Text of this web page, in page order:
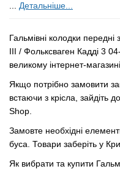
Детальніше...
Гальмівні колодки
III / Фольксваген Кадді 3
великому інтернет-
Якщо потрібно замовити
встаючи з крісла, зайдіть
Shop.
Замовте необхідні
буса. Товари заберіть у
Як вибрати та купити